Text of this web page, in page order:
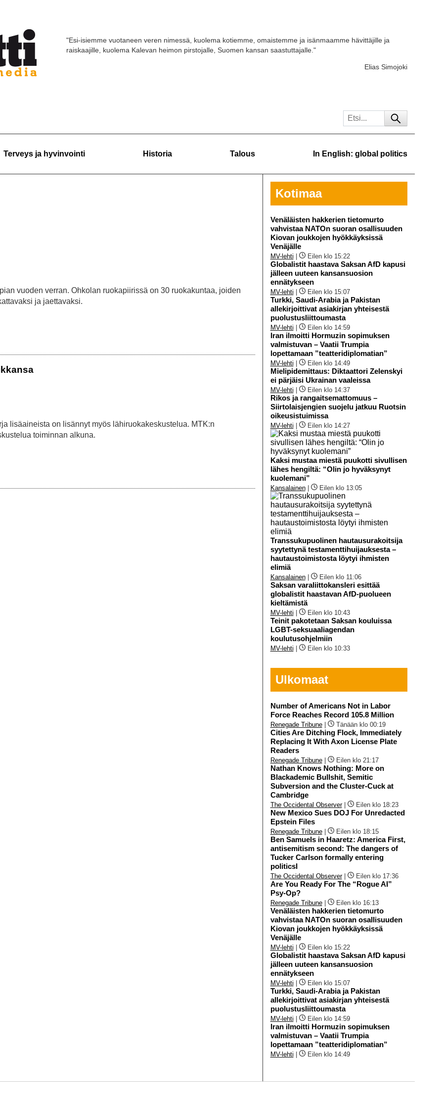
"Esi-isiemme vuotaneen veren nimessä, kuolema kotiemme, omaistemme ja isänmaamme hävittäjille ja
raiskaajille, kuolema Kalevan heimon pirstojalle, Suomen kansan saastuttajalle."
Elias Simojoki
Terveys ja hyvinvointi Historia Talous In English: global politics
vuoden verran. Ohkolan ruokapiirissä on 30 ruokakuntaa, joiden
ja jaettavaksi.
lisäaineista on lisännyt myös lähiruokakeskustelua. MTK:n
toiminnan alkuna.
Kotimaa
Venäläisten hakkerien tietomurto
vahvistaa NATOn suoran osallisuuden
Kiovan joukkojen hyökkäyksissä
Venäjälle
MV-lehti Eilen klo 15:22
Globalistit haastava Saksan AfD kapusi
jälleen uuteen kansansuosion
ennätykseen
MV-lehti Eilen klo 15:07
Turkki, Saudi-Arabia ja Pakistan
allekirjoittivat asiakirjan yhteisestä
puolustusliittoumasta
MV-lehti Eilen klo 14:59
Iran ilmoitti Hormuzin sopimuksen
valmistuvan – Vaatii Trumpia
lopettamaan ”teatteridiplomatian”
MV-lehti Eilen klo 14:49
Mielipidemittaus: Diktaattori Zelenskyi
ei pärjäisi Ukrainan vaaleissa
MV-lehti Eilen klo 14:37
Rikos ja rangaitsemattomuus –
Siirtolaisjengien suojelu jatkuu Ruotsin
oikeusistuimissa
MV-lehti Eilen klo 14:27
Kaksi mustaa miestä puukotti sivullisen
lähes hengiltä: “Olin jo hyväksynyt
kuolemani”
Kansalainen| Eilen klo 13:05
Transsukupuolinen hautausurakoitsija
syytettynä testamenttihuijauksesta –
hautaustoimistosta löytyi ihmisten
elimiä
Kansalainen| Eilen klo 11:06
Saksan varaliittokansleri esittää
globalistit haastavan AfD-puolueen
kieltämistä
MV-lehti Eilen klo 10:43
Teinit pakotetaan Saksan kouluissa
LGBT-seksuaaliagendan
koulutusohjelmiin
MV-lehti Eilen klo 10:33
Ulkomaat
Number of Americans Not in Labor
Force Reaches Record 105.8 Million
Renegade Tribune| Tänään klo 00:19
Cities Are Ditching Flock, Immediately
Replacing It With Axon License Plate
Readers
Renegade Tribune| Eilen klo 21:17
Nathan Knows Nothing: More on
Blackademic Bullshit, Semitic
Subversion and the Cluster-Cuck at
Cambridge
The Occidental Observer| Eilen klo 18:23
New Mexico Sues DOJ For Unredacted
Epstein Files
Renegade Tribune| Eilen klo 18:15
Ben Samuels in Haaretz: America First,
antisemitism second: The dangers of
Tucker Carlson formally entering
politicsI
The Occidental Observer| Eilen klo 17:36
Are You Ready For The “Rogue AI”
Psy-Op?
Renegade Tribune| Eilen klo 16:13
Venäläisten hakkerien tietomurto
vahvistaa NATOn suoran osallisuuden
Kiovan joukkojen hyökkäyksissä
Venäjälle
MV-lehti Eilen klo 15:22
Globalistit haastava Saksan AfD kapusi
jälleen uuteen kansansuosion
ennätykseen
MV-lehti Eilen klo 15:07
Turkki, Saudi-Arabia ja Pakistan
allekirjoittivat asiakirjan yhteisestä
puolustusliittoumasta
MV-lehti Eilen klo 14:59
Iran ilmoitti Hormuzin sopimuksen
valmistuvan – Vaatii Trumpia
lopettamaan ”teatteridiplomatian”
MV-lehti Eilen klo 14:49